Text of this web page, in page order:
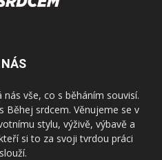
nás vše, co s běháním souvisí.
Běhej srdcem. Věnujeme se v
stylu, výživě, výbavě a
si to za svoji tvrdou práci